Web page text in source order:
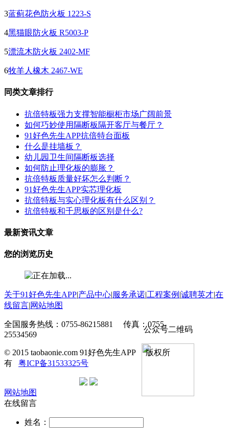
3蓝蓟花色防火板 1223-S
4黑猫眼防火板 R5003-P
5漂流木防火板 2402-MF
6牧羊人橡木 2467-WE
同类文章排行
抗倍特板强力支撑智能橱柜市场广阔前景
如何巧妙使用隔断板隔开客厅与餐厅？
91好色先生APP抗倍特台面板
什么是挂墙板？
幼儿园卫生间隔断板选择
如何防止理化板的膨胀？
抗倍特板质量好坏怎么判断？
91好色先生APP实芯理化板
抗倍特板与实心理化板有什么区别？
抗倍特板和千思板的区别是什么?
最新资讯文章
您的浏览历史
关于91好色先生APP 产品中心 服务承诺工程案例 诚聘英才在
线留言 网站地图
公众号二维码
全国服务热线：0755-86215881 传真：0755-
25534569
© 2015 taobaonie.com 91好色先生APP 版权所
有 粤ICP备31533325号
网站地图
在线留言
姓名：